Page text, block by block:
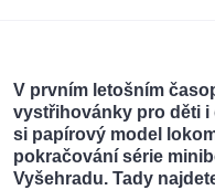
V prvním letošním
vystřihovánky pro děti i
si papírový model
pokračování série
Vyšehradu. Tady